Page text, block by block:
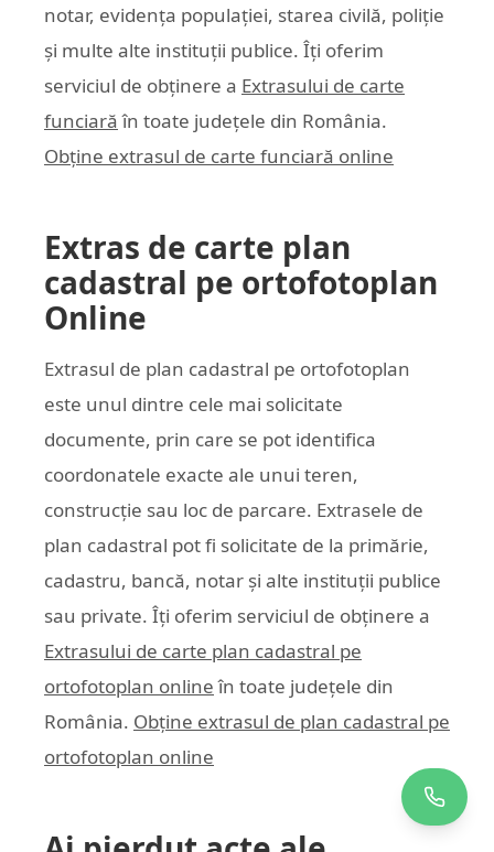
notar, evidența populației, starea civilă, poliție
și multe alte instituții publice. Îți oferim
serviciul de obținere a Extrasului de carte
funciară în toate județele din România.
Obține extrasul de carte funciară online
Extras de carte plan
cadastral pe ortofotoplan
Online
Extrasul de plan cadastral pe ortofotoplan
este unul dintre cele mai solicitate
documente, prin care se pot identifica
coordonatele exacte ale unui teren,
construcție sau loc de parcare. Extrasele de
plan cadastral pot fi solicitate de la primărie,
cadastru, bancă, notar și alte instituții publice
sau private. Îți oferim serviciul de obținere a
Extrasului de carte plan cadastral pe
ortofotoplan online în toate județele din
România. Obține extrasul de plan cadastral pe
ortofotoplan online